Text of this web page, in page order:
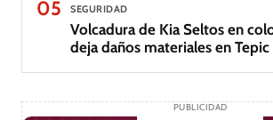
05 SEGURIDAD
Volcadura de Kia Seltos en
deja daños materiales en Tepic
PUBLICIDAD